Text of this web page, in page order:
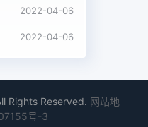
2022-04-06
2022-04-06
Rights Reserved. 网站地
号-3